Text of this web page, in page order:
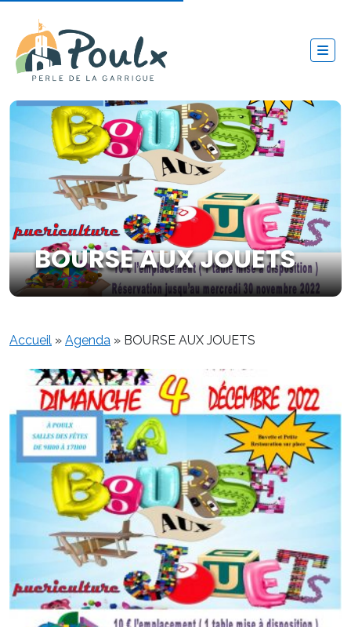
BOURSE AUX JOUETS
Accueil » Agenda » BOURSE AUX JOUETS